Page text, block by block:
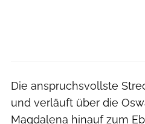
Die anspruchsvollste
und verläuft über die
Magdalena hinauf zum